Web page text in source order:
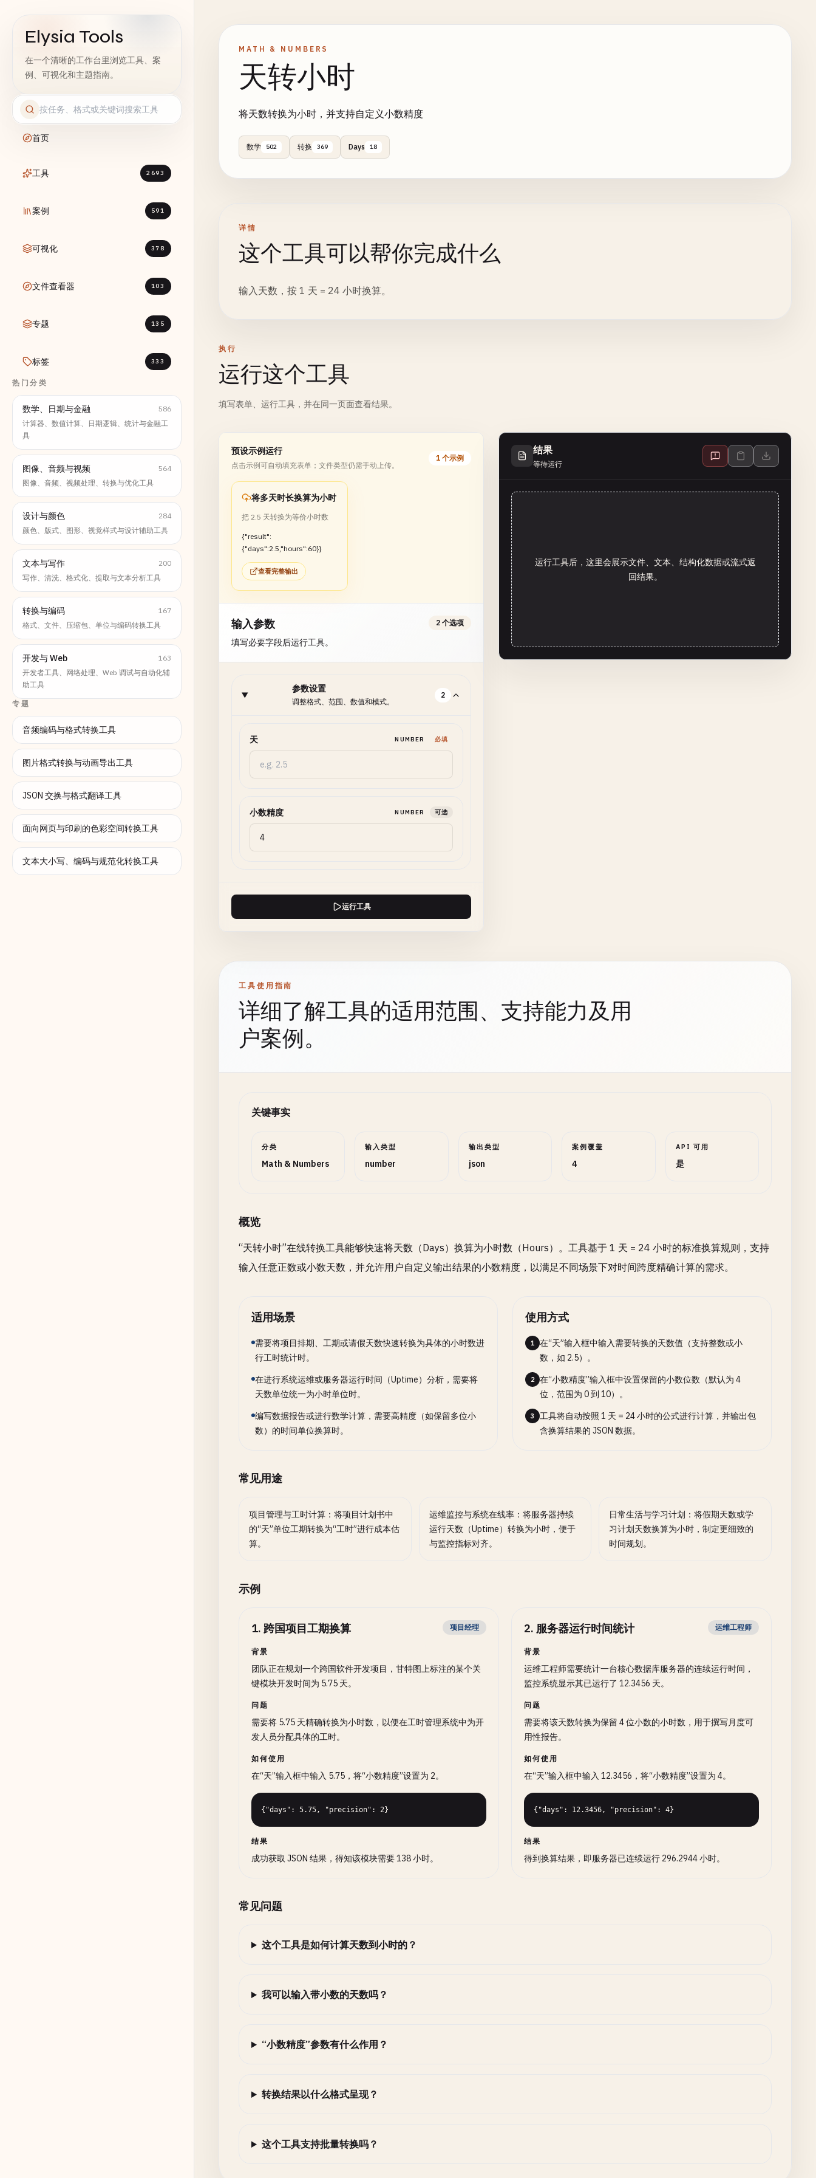
Elysia Tools
在一个清晰的工作台里浏览工具、案
例、可视化和主题指南。
首页
工具 2693
案例 591
可视化 378
文件查看器 103
专题 135
标签 333
热门分类
数学、日期与金融
586
计算器、数值计算、日期逻辑、统计与金融工
具
图像、音频与视频
564
图像、音频、视频处理、转换与优化工具
设计与颜色
284
颜色、版式、图形、视觉样式与设计辅助工具
文本与写作
200
写作、清洗、格式化、提取与文本分析工具
转换与编码
167
格式、文件、压缩包、单位与编码转换工具
开发与 Web
163
开发者工具、网络处理、Web 调试与自动化辅
助工具
专题
音频编码与格式转换工具
图片格式转换与动画导出工具
JSON 交换与格式翻译工具
面向网页与印刷的色彩空间转换工具
文本大小写、编码与规范化转换工具
MATH & NUMBERS
天转小时
将天数转换为小时，并支持自定义小数精度
数学 502 转换 369 Days 18
详情
这个工具可以帮你完成什么
输入天数，按 1 天 = 24 小时换算。
执行
运行这个工具
填写表单、运行工具，并在同一页面查看结果。
预设示例运行
点击示例可自动填充表单；文件类型仍需手动上传。
1 个示例
将多天时长换算为小时
把 2.5 天转换为等价小时数
{"result":
{"days":2.5,"hours":60}}
查看完整输出
输入参数
填写必要字段后运行工具。
2 个选项
参数设置
调整格式、范围、数值和模式。
2
天 NUMBER 必填
小数精度 NUMBER 可选
运行工具
结果
等待运行
运行工具后，这里会展示文件、文本、结构化数据或流式返
回结果。
工具使用指南
详细了解工具的适用范围、支持能力及用
户案例。
关键事实
分类
Math & Numbers
输入类型
number
输出类型
json
案例覆盖
4
API 可用
是
概览
“天转小时”在线转换工具能够快速将天数（Days）换算为小时数（Hours）。工具基于 1 天 = 24 小时的标准换算规则，支持
输入任意正数或小数天数，并允许用户自定义输出结果的小数精度，以满足不同场景下对时间跨度精确计算的需求。
适用场景
需要将项目排期、工期或请假天数快速转换为具体的小时数进
行工时统计时。
在进行系统运维或服务器运行时间（Uptime）分析，需要将
天数单位统一为小时单位时。
编写数据报告或进行数学计算，需要高精度（如保留多位小
数）的时间单位换算时。
使用方式
1
在“天”输入框中输入需要转换的天数值（支持整数或小
数，如 2.5）。
2
在“小数精度”输入框中设置保留的小数位数（默认为 4
位，范围为 0 到 10）。
3
工具将自动按照 1 天 = 24 小时的公式进行计算，并输出包
含换算结果的 JSON 数据。
常见用途
项目管理与工时计算：将项目计划书中
的“天”单位工期转换为“工时”进行成本估
算。
运维监控与系统在线率：将服务器持续
运行天数（Uptime）转换为小时，便于
与监控指标对齐。
日常生活与学习计划：将假期天数或学
习计划天数换算为小时，制定更细致的
时间规划。
示例
1. 跨国项目工期换算 项目经理
背景
团队正在规划一个跨国软件开发项目，甘特图上标注的某个关
键模块开发时间为 5.75 天。
问题
需要将 5.75 天精确转换为小时数，以便在工时管理系统中为开
发人员分配具体的工时。
如何使用
在“天”输入框中输入 5.75，将“小数精度”设置为 2。
{"days": 5.75, "precision": 2}
结果
成功获取 JSON 结果，得知该模块需要 138 小时。
2. 服务器运行时间统计 运维工程师
背景
运维工程师需要统计一台核心数据库服务器的连续运行时间，
监控系统显示其已运行了 12.3456 天。
问题
需要将该天数转换为保留 4 位小数的小时数，用于撰写月度可
用性报告。
如何使用
在“天”输入框中输入 12.3456，将“小数精度”设置为 4。
{"days": 12.3456, "precision": 4}
结果
得到换算结果，即服务器已连续运行 296.2944 小时。
常见问题
这个工具是如何计算天数到小时的？
我可以输入带小数的天数吗？
“小数精度”参数有什么作用？
转换结果以什么格式呈现？
这个工具支持批量转换吗？